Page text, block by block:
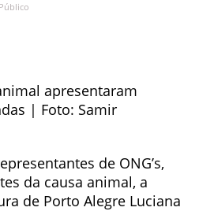
apresentaram
| Foto: Samir
de ONG’s,
da causa animal, a
de Porto Alegre Luciana